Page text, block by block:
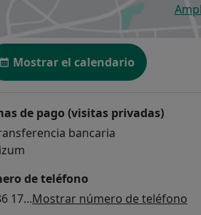
Mostrar el calendario
de pago (visitas privadas)
bancaria
de teléfono
17...Mostrar número de teléfono